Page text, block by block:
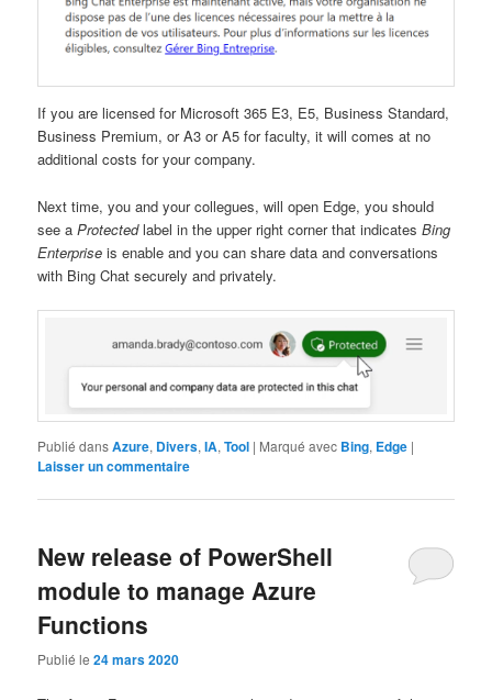
If you are licensed for Microsoft 365 E3, E5, Business Standard,
Business Premium, or A3 or A5 for faculty, it will comes at no
additional costs for your company.
Next time, you and your collegues, will open Edge, you should
see aProtectedlabel in the upper right corner that indicatesBing
Enterpriseis enable and you can share data and conversations
with Bing Chat securely and privately.
Publié dansAzure, Divers,IA,Tool | Marqué avec Bing, Edge |
Laisser un commentaire
New release of PowerShell
module to manage Azure
Functions
Publié le24 mars 2020